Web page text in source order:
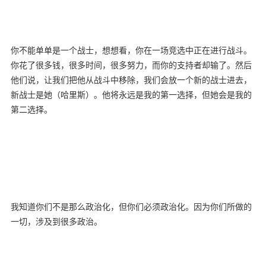
你不能单单是一个战士，想想看，你在一场竞选中正在进行战斗。
你花了很多钱，很多时间，很多努力，而你的支持者却输了。然后
他们说，让我们把他从战斗中移除，我们会放一个新的战士进去，
新战士是她（哈里斯）。他将永远是我的第一选择，但她会是我的
第二选择。
我知道你们不是那么政治化，但你们必须政治化。因为你们所做的
一切，涉及到很多政治。